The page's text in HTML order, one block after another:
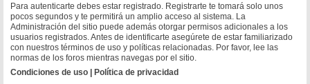
Para autenticarte debes estar registrado. Registrarte te tomará solo unos
pocos segundos y te permitirá un amplio acceso al sistema. La
Administración del sitio puede además otorgar permisos adicionales a los
usuarios registrados. Antes de identificarte asegúrete de estar familiarizado
con nuestros términos de uso y políticas relacionadas. Por favor, lee las
normas de los foros mientras navegas por el sitio.
Condiciones de uso | Política de privacidad